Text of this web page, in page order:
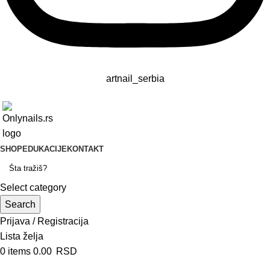
artnail_serbia
SHOPEDUKACIJEKONTAKT
Select category
Search
Prijava / Registracija
Lista želja
0 items 0.00 RSD